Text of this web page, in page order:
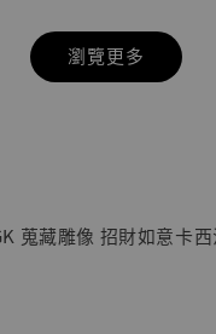
瀏覽更多
蒐藏雕像 招財如意卡